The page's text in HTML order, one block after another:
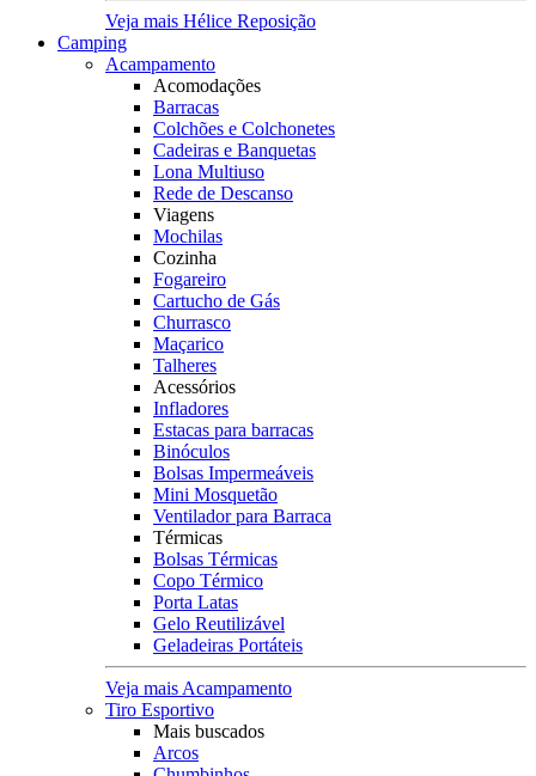
Veja mais Hélice Reposição
Camping
Acampamento
Acomodações
Barracas
Colchões e Colchonetes
Cadeiras e Banquetas
Lona Multiuso
Rede de Descanso
Viagens
Mochilas
Cozinha
Fogareiro
Cartucho de Gás
Churrasco
Maçarico
Talheres
Acessórios
Infladores
Estacas para barracas
Binóculos
Bolsas Impermeáveis
Mini Mosquetão
Ventilador para Barraca
Térmicas
Bolsas Térmicas
Copo Térmico
Porta Latas
Gelo Reutilizável
Geladeiras Portáteis
Veja mais Acampamento
Tiro Esportivo
Mais buscados
Arcos